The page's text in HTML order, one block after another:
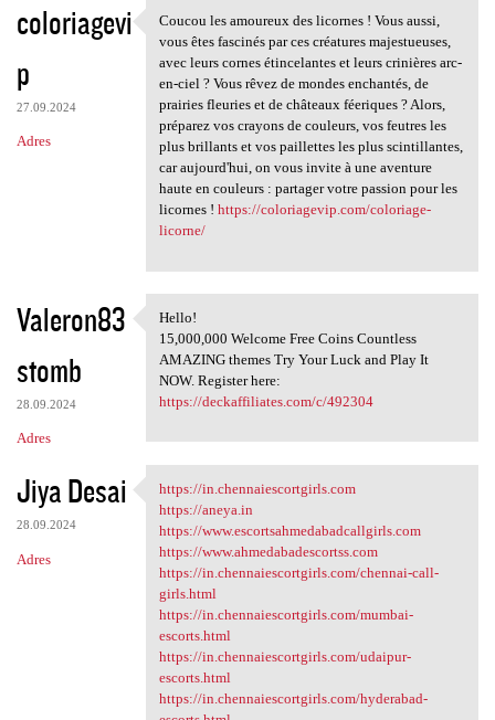
coloriagevi
p
27.09.2024
Adres
Coucou les amoureux des
Coucou les amoureux des licornes ! Vous aussi,
vous êtes fascinés par ces créatures majestueuses,
avec leurs cornes étincelantes et leurs crinières arc-
en-ciel ? Vous rêvez de mondes enchantés, de
prairies fleuries et de châteaux féeriques ? Alors,
préparez vos crayons de couleurs, vos feutres les
plus brillants et vos paillettes les plus scintillantes,
car aujourd'hui, on vous invite à une aventure
haute en couleurs : partager votre passion pour les
licornes ! https://coloriagevip.com/coloriage-
licorne/
Valeron83
stomb
28.09.2024
Adres
Hello!
Hello!
15,000,000 Welcome Free Coins Countless
AMAZING themes Try Your Luck and Play It
NOW. Register here:
https://deckaffiliates.com/c/492304
Jiya Desai
28.09.2024
Adres
https://in.chennaiescortgirls
https://in.chennaiescortgirls.com
https://aneya.in
https://www.escortsahmedabadcallgirls.com
https://www.ahmedabadescortss.com
https://in.chennaiescortgirls.com/chennai-call-
girls.html
https://in.chennaiescortgirls.com/mumbai-
escorts.html
https://in.chennaiescortgirls.com/udaipur-
escorts.html
https://in.chennaiescortgirls.com/hyderabad-